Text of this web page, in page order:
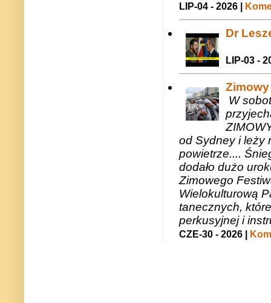
LIP-04 - 2026 |
Dr
LIP-03 -
W
od Sydney i leży
powietrze....
dodało dużo
Zimowego
Wielokulturową
tanecznych,
perkusyjnej i
CZE-30 - 2026 |